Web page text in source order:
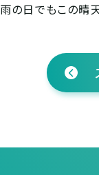
雨の日でもこの晴